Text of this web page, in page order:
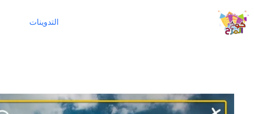
إلى
المحتوى
التدوينات